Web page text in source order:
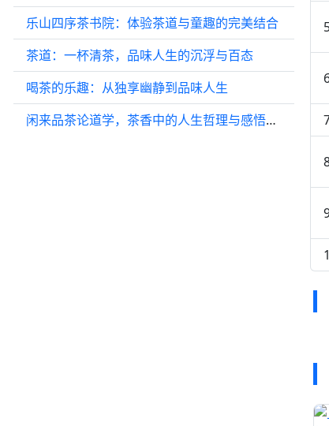
乐山四序茶书院：体验茶道与童趣的完美结合
茶道：一杯清茶，品味人生的沉浮与百态
喝茶的乐趣：从独享幽静到品味人生
闲来品茶论道学，茶香中的人生哲理与感悟分享